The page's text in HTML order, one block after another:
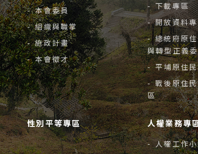
- 本會委員
- 組織與職掌
- 施政計畫
- 本會徵才
- 下載專區
- 開放資料
- 總統府原
與轉型正義
- 平埔原住
- 戰後原住
區
性別平等專區 人權業務專
- 人權工作